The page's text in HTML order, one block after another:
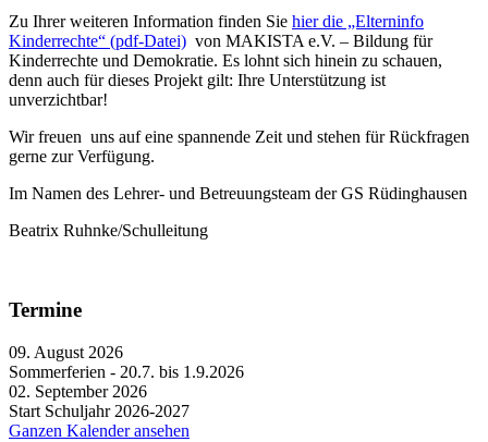
Zu Ihrer weiteren Information finden Sie hier die „Elterninfo
Kinderrechte“ (pdf-Datei) von MAKISTA e.V. – Bildung für
Kinderrechte und Demokratie. Es lohnt sich hinein zu schauen,
denn auch für dieses Projekt gilt: Ihre Unterstützung ist
unverzichtbar!
Wir freuen uns auf eine spannende Zeit und stehen für Rückfragen
gerne zur Verfügung.
Im Namen des Lehrer- und Betreuungsteam der GS Rüdinghausen
Beatrix Ruhnke/Schulleitung
Termine
09. August 2026
Sommerferien - 20.7. bis 1.9.2026
02. September 2026
Start Schuljahr 2026-2027
Ganzen Kalender ansehen